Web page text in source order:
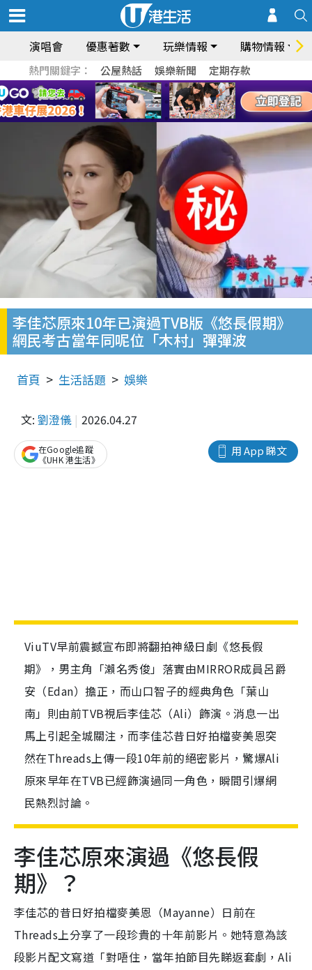
演唱會 優惠著數 玩樂情報 購物情報
熱門關鍵字： 公屋熱話 娛樂新聞 定期存款
李佳芯原來10年已演過TVB版《悠長假期》
網民考古當年同呢位「木村」彈彈波
首頁 生活話題 娛樂
文: 劉澄儀 2026.04.27
用 App 睇文
在Google追蹤
《UHK 港生活》
ViuTV早前震撼宣布即將翻拍神級日劇《悠長假
期》，男主角「瀨名秀俊」落實由MIRROR成員呂爵
安（Edan）擔正，而山口智子的經典角色「葉山
南」則由前TVB視后李佳芯（Ali）飾演。消息一出
馬上引起全城關注，而李佳芯昔日好拍檔麥美恩突
然在Threads上傳一段10年前的絕密影片，驚爆Ali
原來早年在TVB已經飾演過同一角色，瞬間引爆網
民熱烈討論。
李佳芯原來演過《悠長假
期》？
李佳芯的昔日好拍檔麥美恩（Mayanne）日前在
Threads上分享了一段珍貴的十年前影片。她特意為該
段影片配文寫道「對唔住，當年拍節目先睇返套劇，Ali